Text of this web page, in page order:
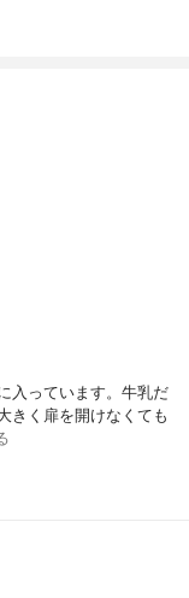
入っています。牛乳だ
きく扉を開けなくても